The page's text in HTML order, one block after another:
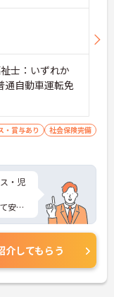
士：いずれか
自動車運転免
・賞与あり
社会保険完備
・児
安心
プラ
さら
くだ
介してもらう